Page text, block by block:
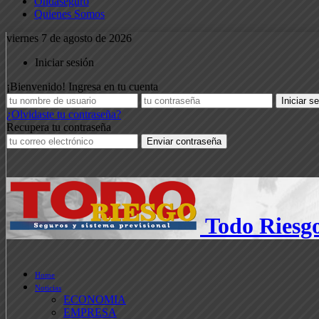
Quienes Somos
viernes 7 de agosto de 2026
Iniciar sesión
¡Bienvenido! Ingresa en tu cuenta
¿Olvidaste tu contraseña?
Recupera tu contraseña
Todo
Home
Noticias
ECONOMIA
EMPRESA